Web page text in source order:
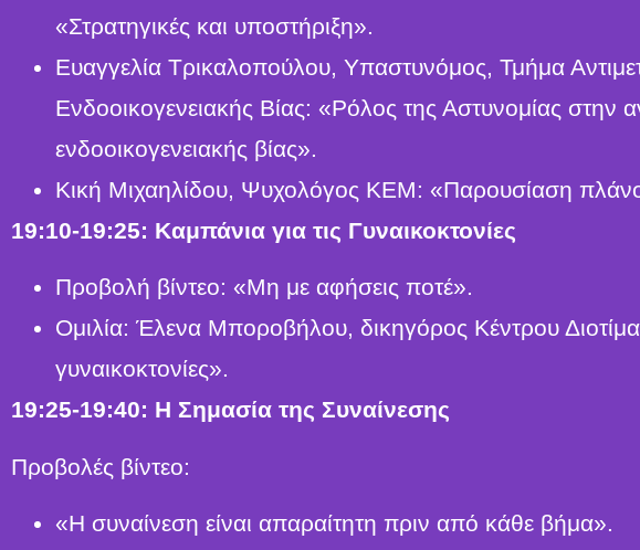
«Στρατηγικές και υποστήριξη».
Ευαγγελία Τρικαλοπούλου, Υπαστυνόμος, Τμήμα
Ενδοοικογενειακής Βίας: «Ρόλος της Αστυνομίας στην
ενδοοικογενειακής βίας».
Κική Μιχαηλίδου, Ψυχολόγος ΚΕΜ: «Παρουσίαση
19:10-19:25: Καμπάνια για τις Γυναικοκτονίες
Προβολή βίντεο: «Μη με αφήσεις ποτέ».
Ομιλία: Έλενα Μποροβήλου, δικηγόρος Κέντρου
γυναικοκτονίες».
19:25-19:40: Η Σημασία της Συναίνεσης
Προβολές βίντεο:
«Η συναίνεση είναι απαραίτητη πριν από κάθε βήμα».